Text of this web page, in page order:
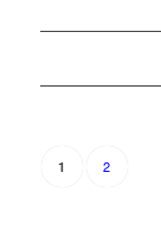
1 2